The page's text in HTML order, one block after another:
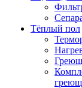
Тёплый пол